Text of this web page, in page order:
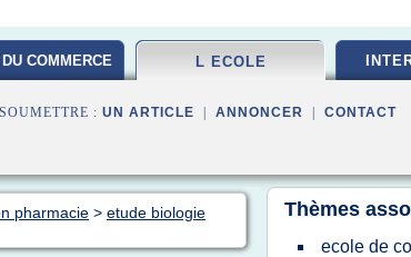
COMMERCE L ECOLE
: UN ARTICLE ANNONCER CONTACT
pharmacie > etude biologie
Thèmes
ecole de